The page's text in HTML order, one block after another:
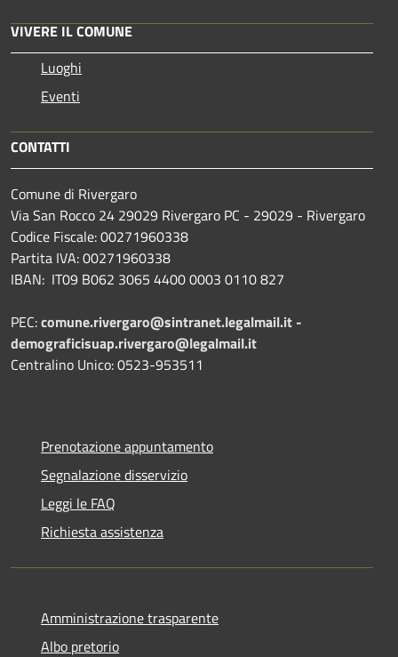
VIVERE IL COMUNE
Luoghi
Eventi
CONTATTI
Comune di Rivergaro
Via San Rocco 24 29029 Rivergaro PC - 29029 - Rivergaro
Codice Fiscale: 00271960338
Partita IVA: 00271960338
IBAN: IT09 B062 3065 4400 0003 0110 827
PEC:comune.rivergaro@sintranet.legalmail.it -
demograficisuap.rivergaro@legalmail.it
Centralino Unico: 0523-953511
Prenotazione appuntamento
Segnalazione disservizio
Leggi le FAQ
Richiesta assistenza
Amministrazione trasparente
Albo pretorio